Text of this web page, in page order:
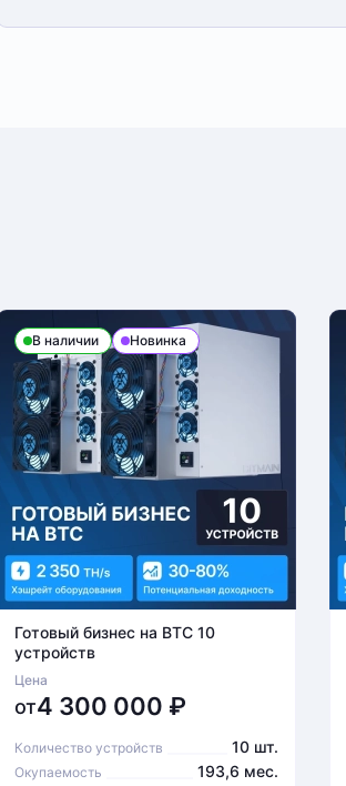
В наличии Новинка
Готовый бизнес на BTC 10
устройств
Цена
от4 300 000 ₽
Количество устройств 10 шт.
Окупаемость 193,6 мес.